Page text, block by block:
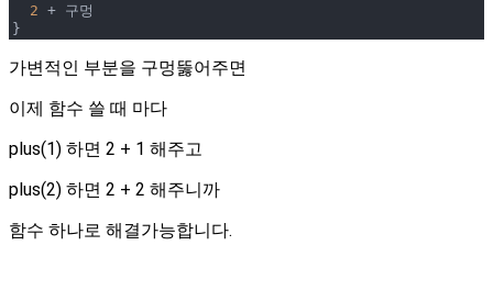
2 + 구멍
}
가변적인 부분을 구멍뚫어주면
이제 함수 쓸 때 마다
plus(1) 하면 2 + 1 해주고
plus(2) 하면 2 + 2 해주니까
함수 하나로 해결가능합니다.